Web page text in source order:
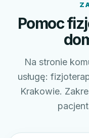
Pomoc
Na stronie
usługę:
Krakowie.